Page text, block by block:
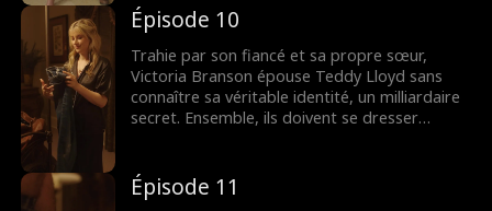
trouver leur fin heureuse.
Épisode 10
Trahie par son fiancé et sa propre sœur,
Victoria Branson épouse Teddy Lloyd sans
connaître sa véritable identité, un milliardaire
secret. Ensemble, ils doivent se dresser
trouver leur fin heureuse.
Épisode 11